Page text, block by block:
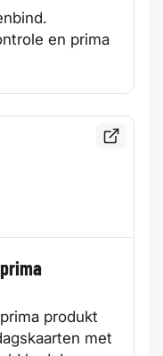
en prima
produkt
met
Bekijk